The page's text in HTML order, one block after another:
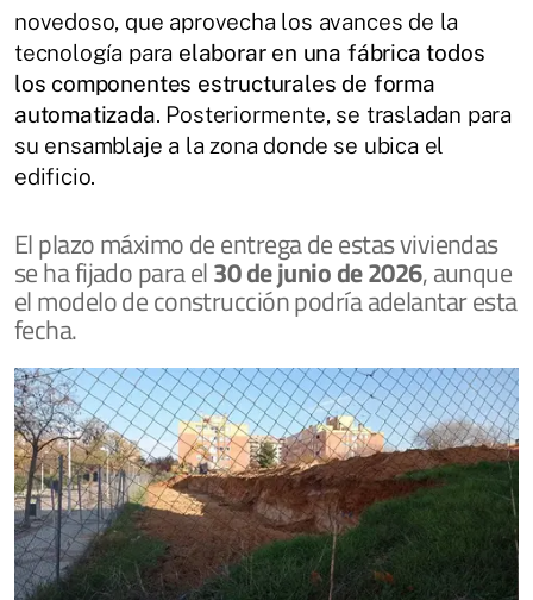
novedoso, que aprovecha los avances de la
tecnología para elaborar en una fábrica todos
los componentes estructurales de forma
automatizada. Posteriormente, se trasladan para
su ensamblaje a la zona donde se ubica el
edificio.
El plazo máximo de entrega de estas viviendas
se ha fijado para el30 de junio de 2026, aunque
el modelo de construcción podría adelantar esta
fecha.